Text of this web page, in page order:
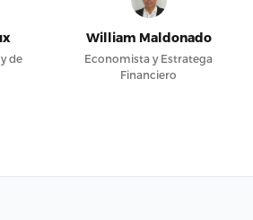
de
William Maldonado
Economista y Estratega
Financiero